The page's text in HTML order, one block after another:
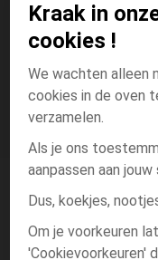
Kraak in
cookies !
We wachten alleen
cookies in de oven
verzamelen.
Als je ons
aanpassen aan jouw
Dus, koekjes,
Om je voorkeuren
'Cookievoorkeuren'